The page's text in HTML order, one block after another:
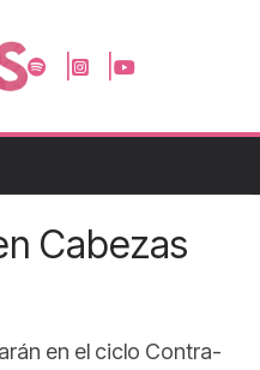
Cabezas
en el ciclo Contra-